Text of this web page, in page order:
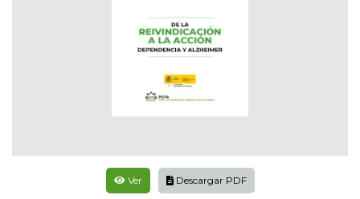
Ver Descargar PDF